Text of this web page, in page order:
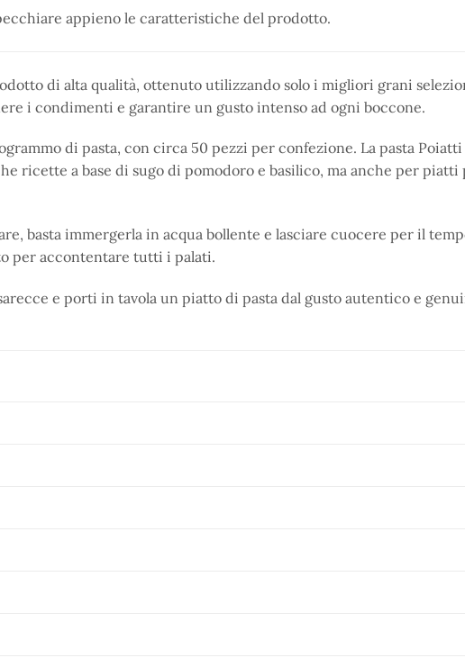
appieno le caratteristiche del prodotto.
di alta qualità, ottenuto utilizzando solo i migliori grani
i condimenti e garantire un gusto intenso ad ogni boccone.
di pasta, con circa 50 pezzi per confezione. La pasta
ricette a base di sugo di pomodoro e basilico, ma anche per
basta immergerla in acqua bollente e lasciare cuocere per il
per accontentare tutti i palati.
e porti in tavola un piatto di pasta dal gusto autentico e